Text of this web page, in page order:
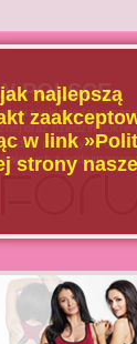
POLSCE
wiedzy u
oraz dziedzin
medycyny, oraz
z
najlepszą
w link
strony